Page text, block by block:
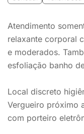
Atendimento
relaxante corporal
e moderados.
esfoliação banho
Local discreto
Vergueiro próximo
com porteiro